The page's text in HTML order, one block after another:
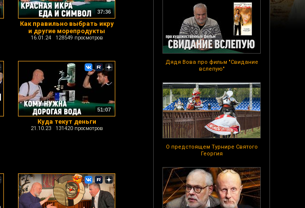
Дядя Вова про фильм "Свидание
вслепую"
О предстоящем Турнире Святого
Георгия
37:36
Как правильно выбрать икру
и другие морепродукты
16.01.24 128549 просмотров
51:07
Куда текут деньги
21.10.23 131420 просмотров